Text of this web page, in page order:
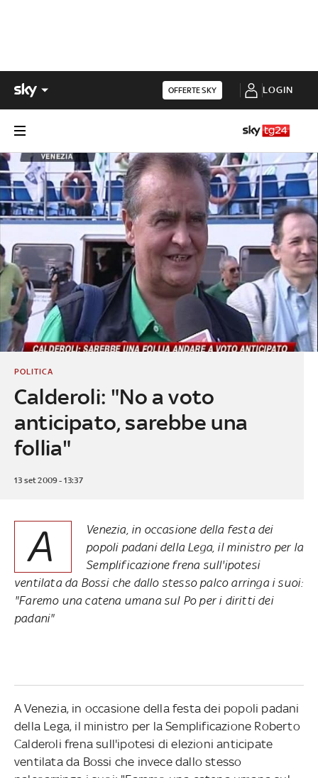
OFFERTE SKY LOGIN
Calderoli: "No a voto
anticipato, sarebbe una
follia"
POLITICA
13 set 2009 - 13:37
A
Venezia, in occasione della festa dei
popoli padani della Lega, il ministro per la
Semplificazione frena sull'ipotesi
ventilata da Bossi che dallo stesso palco arringa i suoi:
"Faremo una catena umana sul Po per i diritti dei
padani"
A Venezia, in occasione della festa dei popoli padani
della Lega, il ministro per la Semplificazione Roberto
Calderoli frena sull'ipotesi di elezioni anticipate
ventilata da Bossi che invece dallo stesso